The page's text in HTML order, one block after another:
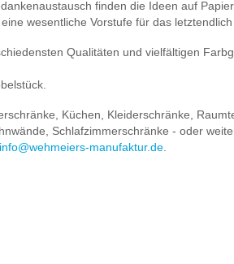
finden die Ideen auf
wesentliche Vorstufe für das
Qualitäten und vielfältigen
Küchen, Kleiderschränke,
Schlafzimmerschränke - oder
info@wehmeiers-manufaktur.de